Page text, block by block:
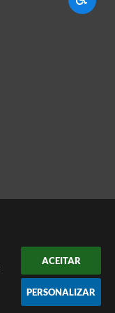
ACEITAR
PERSONALIZAR